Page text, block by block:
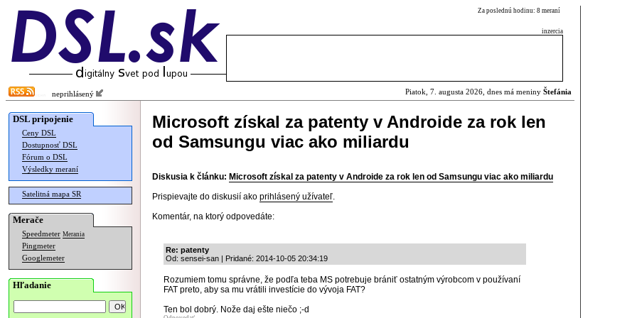
Za poslednú hodinu: 8 meraní
inzercia
neprihlásený Piatok, 7. augusta 2026, dnes má meniny Štefánia
DSL pripojenie
Ceny DSL
Dostupnosť DSL
Fórum o DSL
Výsledky meraní
Satelitná mapa SR
Merače
Speedmeter Merania
Pingmeter
Googlemeter
Hľadanie
Microsoft získal za patenty v Androide za rok len
od Samsungu viac ako miliardu
Diskusia k článku: Microsoft získal za patenty v Androide za rok len od Samsungu viac ako miliardu
Prispievajte do diskusií ako prihlásený užívateľ.
Komentár, na ktorý odpovedáte:
Re: patenty
Od: sensei-san | Pridané: 2014-10-05 20:34:19
Rozumiem tomu správne, že podľa teba MS potrebuje brániť ostatným výrobcom v používaní
FAT preto, aby sa mu vrátili investície do vývoja FAT?
Ten bol dobrý. Nože daj ešte niečo ;-d